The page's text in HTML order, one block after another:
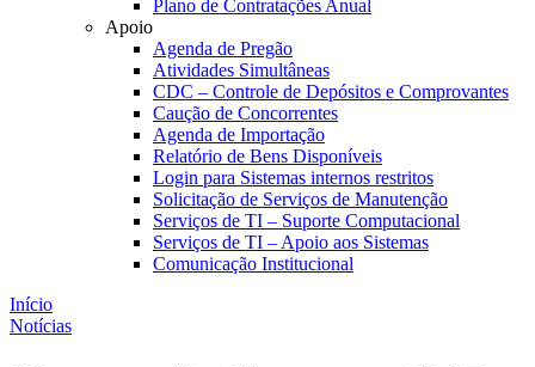
Plano de Contratações Anual
Apoio
Agenda de Pregão
Atividades Simultâneas
CDC – Controle de Depósitos e Comprovantes
Caução de Concorrentes
Agenda de Importação
Relatório de Bens Disponíveis
Login para Sistemas internos restritos
Solicitação de Serviços de Manutenção
Serviços de TI – Suporte Computacional
Serviços de TI – Apoio aos Sistemas
Comunicação Institucional
Início
Notícias